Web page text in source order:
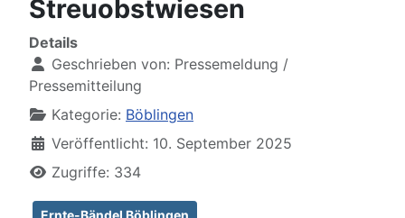
Streuobstwiesen
Details
Geschrieben von: Pressemeldung /
Pressemitteilung
Kategorie: Böblingen
Veröffentlicht: 10. September 2025
Zugriffe: 334
Ernte-Bändel Böblingen